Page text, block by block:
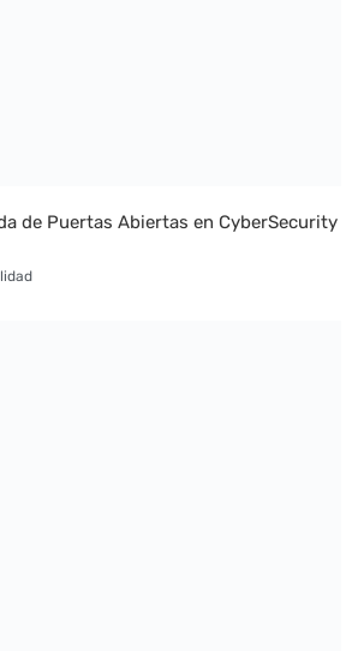
de Puertas Abiertas en CyberSecurity